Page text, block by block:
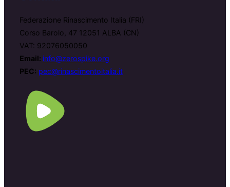
Federazione Rinascimento Italia (FRI)
Corso Barolo, 47 12051 ALBA (CN)
VAT: 92076050050
Email: info@zerospike.org
PEC: pec@rinascimentoitalia.it